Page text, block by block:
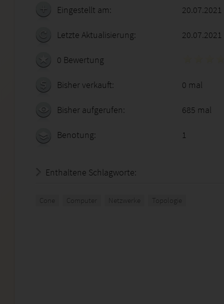
Eingestellt am:
Letzte Aktualisierung: 20.07.2021
0 Bewertung
Bisher verkauft: 0 mal
Bisher aufgerufen: 685 mal
Benotung: 1
Enthaltene Schlagworte:
Cone Computer Netzwerke Topologie